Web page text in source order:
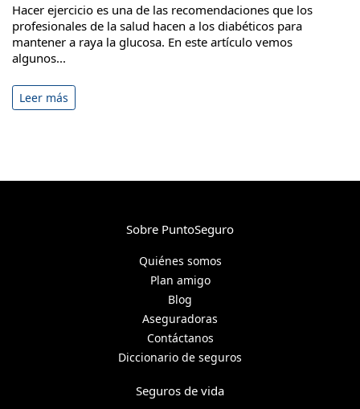
Hacer ejercicio es una de las recomendaciones que los
profesionales de la salud hacen a los diabéticos para
mantener a raya la glucosa. En este artículo vemos
algunos...
Leer más
Sobre PuntoSeguro
Quiénes somos
Plan amigo
Blog
Aseguradoras
Contáctanos
Diccionario de seguros
Seguros de vida